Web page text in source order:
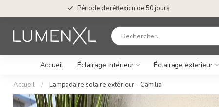
Période de réflexion de 50 jours
Accueil Éclairage intérieur Éclairage extérieur
Accueil / Lampadaire solaire extérieur - Camilia